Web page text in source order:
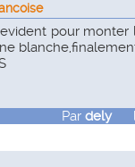
pour monter
Par delyle